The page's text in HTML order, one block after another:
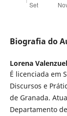
Biografia do
Lorena
É licenciada em
Discursos e
de Granada.
Departamento